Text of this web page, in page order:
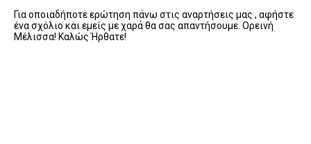
Για οποιαδήποτε ερώτηση πάνω στις αναρτήσεις μας , αφήστε
ένα σχόλιο και εμείς με χαρά θα σας απαντήσουμε. Ορεινή
Μέλισσα! Καλώς Ήρθατε!